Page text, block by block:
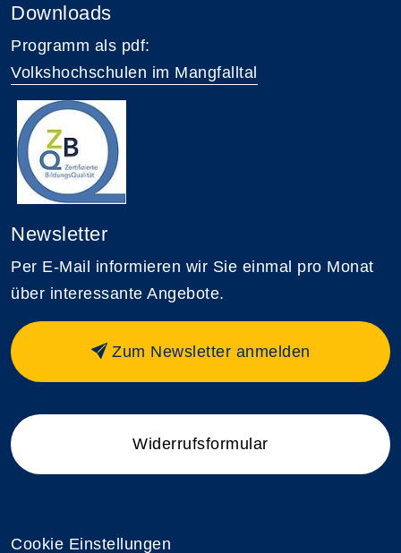
Downloads
Programm als pdf:
Volkshochschulen im Mangfalltal
Newsletter
Per E-Mail informieren wir Sie einmal pro Monat
über interessante Angebote.
Zum Newsletter anmelden
Widerrufsformular
Cookie Einstellungen